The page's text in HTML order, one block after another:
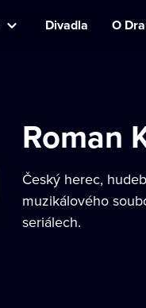
Divadla O
Roman
Český herec,
muzikálového
seriálech.